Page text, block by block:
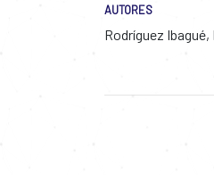
AUTORES
Rodríguez